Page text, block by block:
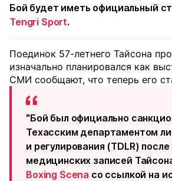
Бой будет иметь официальный
Tengri Sport.
Поединок 57-летнего Тайсона
изначально планировался как
СМИ сообщают, что теперь его
"Бой был официально
Техасским департаментом
и регулирования (TDLR)
медицинских записей
Boxing Scena со ссылкой на